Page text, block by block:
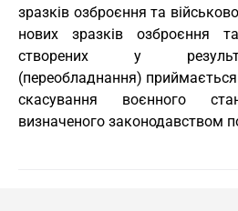
зразків озброєння та
нових зразків озброєння та
створених у
(переобладнання)
скасування воєнного
визначеного законодавством